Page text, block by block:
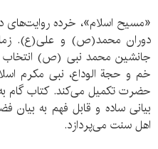
«مسیح اسلام»، خرده روایت‌های
دوران محمد(ص) و علی(ع).
جانشین محمد نبی (ص)
خم و حجة الوداع، نبی مکرم
حضرت تکمیل می‌کند. کتاب گام به
بیانی ساده و قابل فهم به بیان
اهل سنت می‌پردازد.